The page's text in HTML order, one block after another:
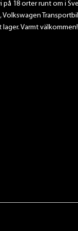
18 orter runt om i
Volkswagen
Varmt välkommen!